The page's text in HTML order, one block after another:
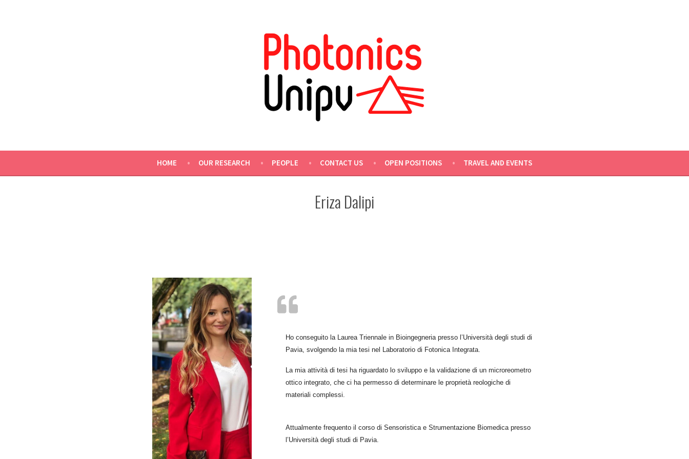
HOME OUR RESEARCH PEOPLE CONTACT US OPEN POSITIONS TRAVEL AND EVENTS
Eriza Dalipi
Ho conseguito la Laurea Triennale in Bioingegneria presso l’Università degli studi di
Pavia, svolgendo la mia tesi nel Laboratorio di Fotonica Integrata.
La mia attività di tesi ha riguardato lo sviluppo e la validazione di un microreometro
ottico integrato, che ci ha permesso di determinare le proprietà reologiche di
materiali complessi.
Attualmente frequento il corso di Sensoristica e Strumentazione Biomedica presso
l’Università degli studi di Pavia.